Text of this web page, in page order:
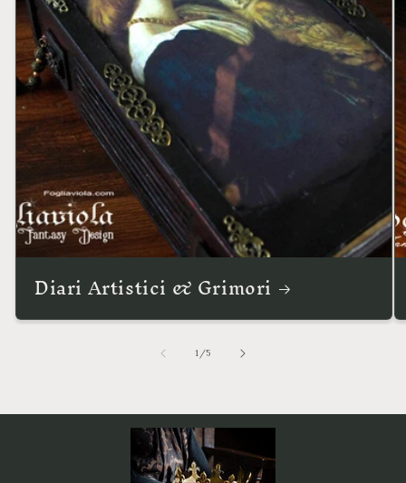
Diari Artistici & Grimori
1 /su5